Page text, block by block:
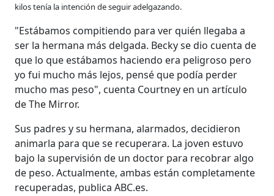
kilos tenía la intención de seguir adelgazando.
"Estábamos compitiendo para ver quién llegaba a
ser la hermana más delgada. Becky se dio cuenta de
que lo que estábamos haciendo era peligroso pero
yo fui mucho más lejos, pensé que podía perder
mucho mas peso", cuenta Courtney en un artículo
de The Mirror.
Sus padres y su hermana, alarmados, decidieron
animarla para que se recuperara. La joven estuvo
bajo la supervisión de un doctor para recobrar algo
de peso. Actualmente, ambas están completamente
recuperadas, publica ABC.es.